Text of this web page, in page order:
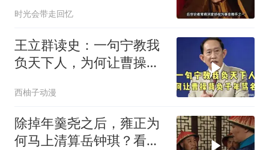
时光会带走回忆
王立群读史：一句宁教我
负天下人，为何让曹操背
西柚子动漫
除掉年羹尧之后，雍正为
何马上清算岳钟琪？看懂